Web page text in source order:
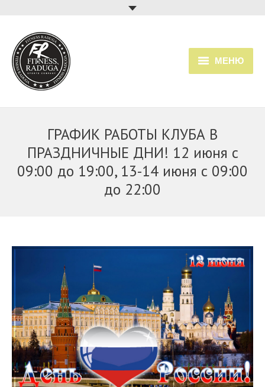
МЕНЮ
Прайс
Расписание занятий
ГРАФИК РАБОТЫ КЛУБА В
ПРАЗДНИЧНЫЕ ДНИ! 12 июня с
09:00 до 19:00, 13-14 июня с 09:00
до 22:00